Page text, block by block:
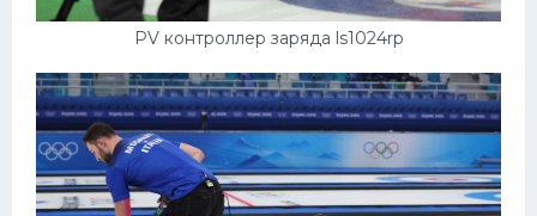
PV контроллер заряда ls1024rp